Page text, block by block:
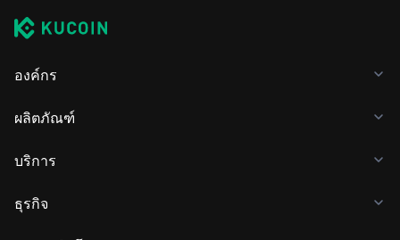
องค์กร
ผลิตภัณฑ์
บริการ
ธุรกิจ